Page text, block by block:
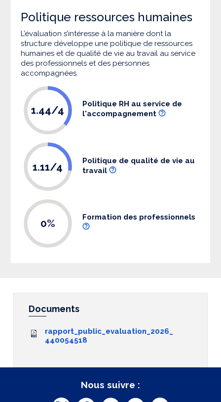
Politique ressources humaines
L’évaluation s’intéresse à la manière dont la
structure développe une politique de ressources
humaines et de qualité de vie au travail au service
des professionnels et des personnes
accompagnées.
1.44/4
Politique RH au service de
l'accompagnement
1.11/4
Politique de qualité de vie au
travail
0% Formation des professionnels
Documents
rapport_public_evaluation_2026_
440054518
Nous suivre :